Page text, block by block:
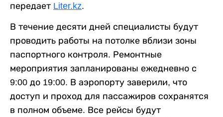
передает Liter.kz.
В течение десяти дней специалисты будут
проводить работы на потолке вблизи зоны
паспортного контроля. Ремонтные
мероприятия запланированы ежедневно с
9:00 до 19:00. В аэропорту заверили, что
доступ и проход для пассажиров сохранятся
в полном объеме. Все рейсы будут